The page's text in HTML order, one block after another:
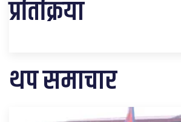
प्रतिक्रिया
थप समाचार